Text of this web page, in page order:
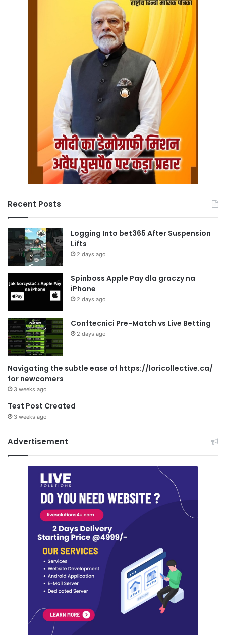
Recent Posts
Logging Into bet365 After Suspension
Lifts
2 days ago
Spinboss Apple Pay dla graczy na
iPhone
2 days ago
Conftecnici Pre-Match vs Live Betting
2 days ago
Navigating the subtle ease of https://loricollective.ca/
for newcomers
3 weeks ago
Test Post Created
3 weeks ago
Advertisement